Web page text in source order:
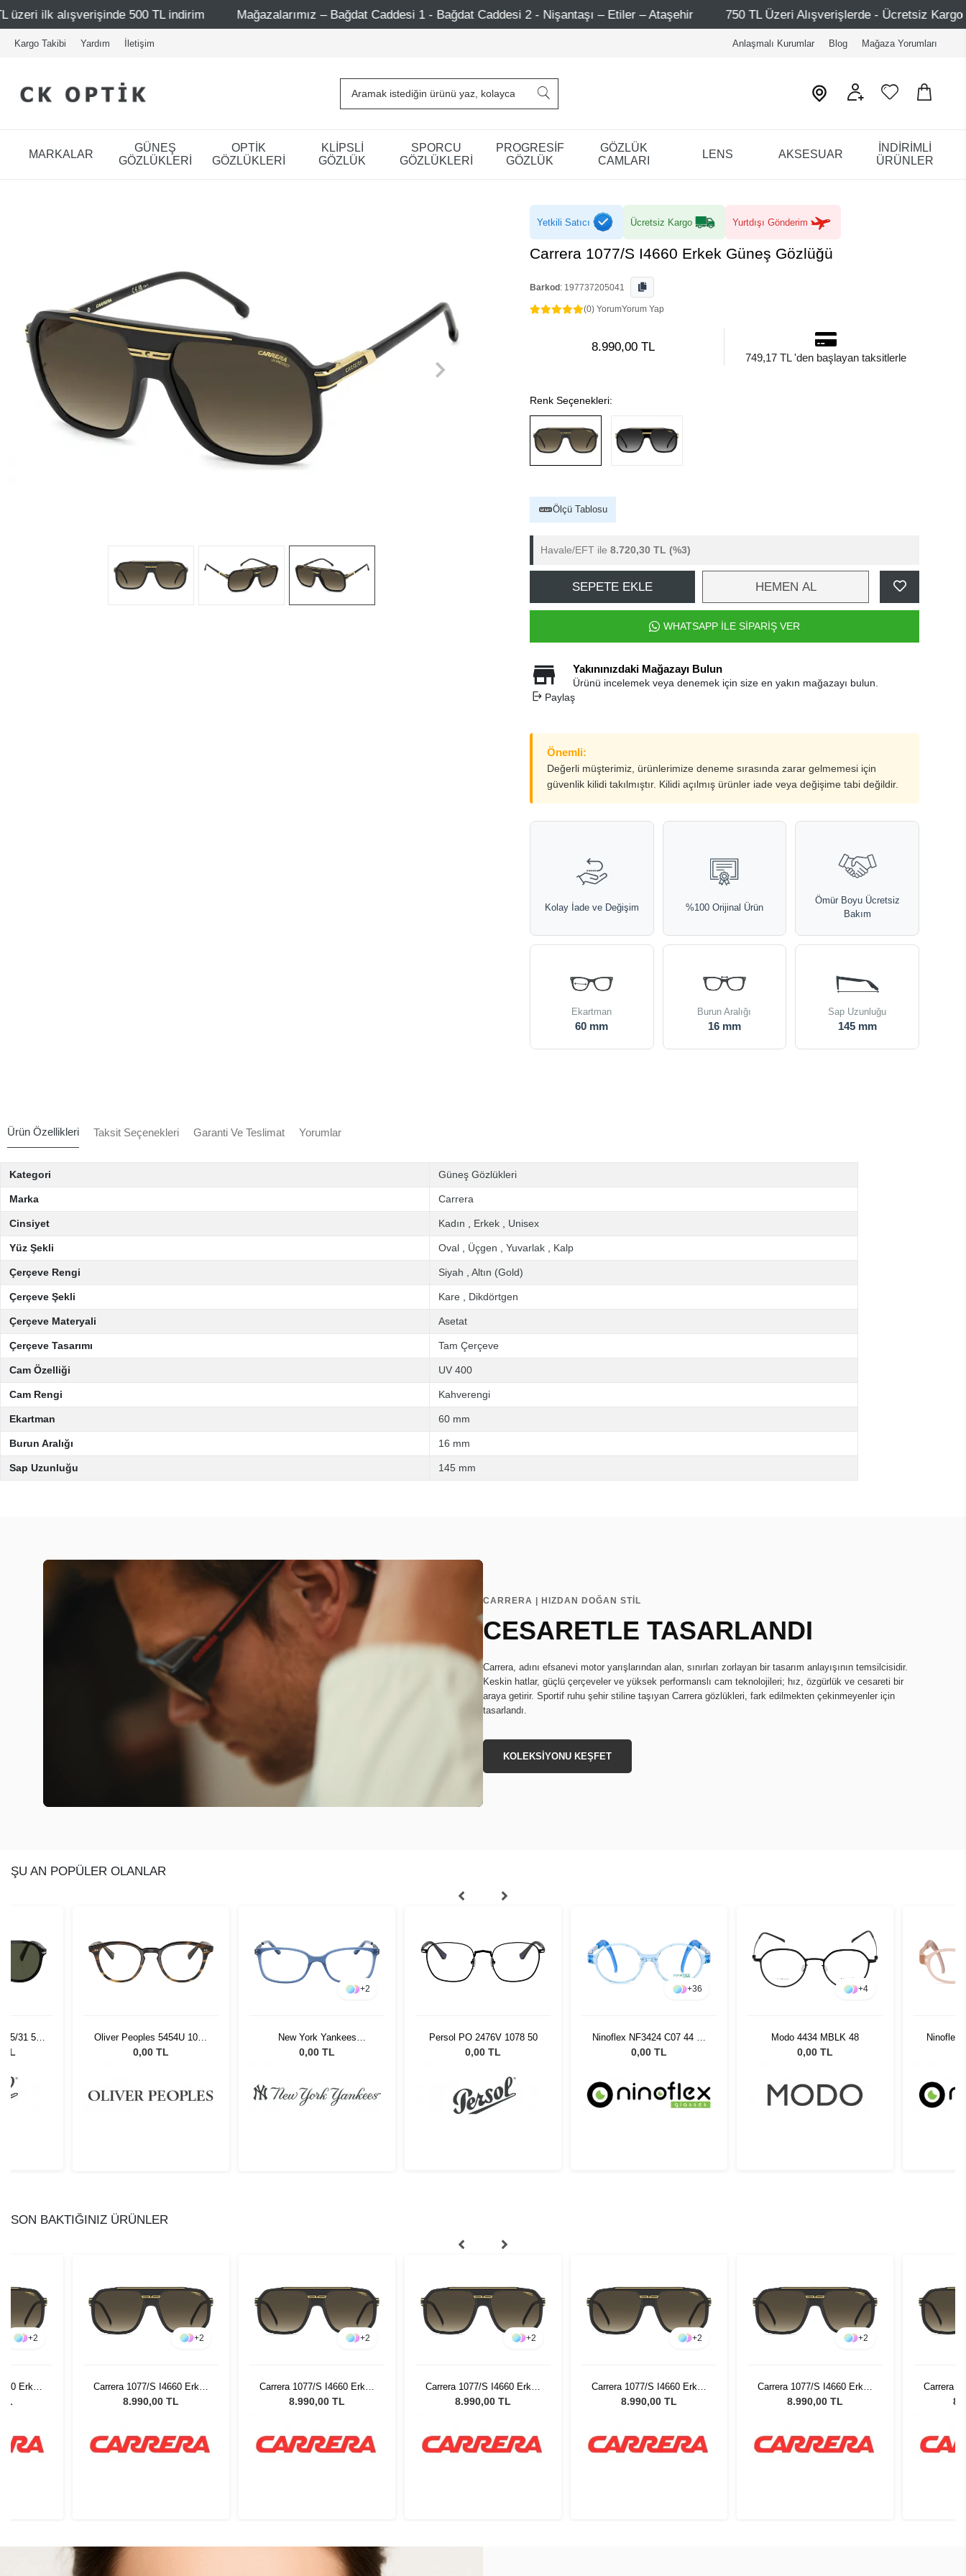
500 TL indirim Mağazalarımız – Bağdat Caddesi 1 - Bağdat Caddesi 2 - Nişantaşı – Etiler – Ataşehir 750 TL Üzeri Alışverişlerde - Ücretsiz Kargo Mağazalarımız
Kargo Takibi Yardım İletişim Anlaşmalı Kurumlar Blog Mağaza Yorumları
MARKALAR
GÜNEŞ
GÖZLÜKLERİ
OPTİK
GÖZLÜKLERİ
KLİPSLİ
GÖZLÜK
SPORCU
GÖZLÜKLERİ
PROGRESİF
GÖZLÜK
GÖZLÜK
CAMLARI
LENS AKSESUAR
İNDİRİMLİ
ÜRÜNLER
Yetkili Satıcı Ücretsiz Kargo Yurtdışı Gönderim
Carrera 1077/S I4660 Erkek Güneş Gözlüğü
Barkod : 197737205041
(0) YorumYorum Yap
8.990,00 TL
749,17 TL 'den başlayan taksitlerle
Renk Seçenekleri:
Ölçü Tablosu
Havale/EFT ile 8.720,30 TL (%3)
SEPETE EKLE HEMEN AL
WHATSAPP İLE SİPARİŞ VER
Yakınınızdaki Mağazayı Bulun
Ürünü incelemek veya denemek için size en yakın mağazayı bulun.
Paylaş
Önemli:
Değerli müşterimiz, ürünlerimize deneme sırasında zarar gelmemesi için
güvenlik kilidi takılmıştır. Kilidi açılmış ürünler iade veya değişime tabi değildir.
Kolay İade ve Değişim %100 Orijinal Ürün
Ömür Boyu Ücretsiz
Bakım
Ekartman
60 mm
Burun Aralığı
16 mm
Sap Uzunluğu
145 mm
Ürün Özellikleri Taksit Seçenekleri Garanti Ve Teslimat Yorumlar
Kategori Güneş Gözlükleri
Marka Carrera
Cinsiyet Kadın Erkek Unisex
Yüz Şekli Oval Üçgen Yuvarlak Kalp
Çerçeve Rengi Siyah Altın (Gold)
Çerçeve Şekli Kare Dikdörtgen
Çerçeve Materyali Asetat
Çerçeve Tasarımı Tam Çerçeve
Cam Özelliği UV 400
Cam Rengi Kahverengi
Ekartman 60 mm
Burun Aralığı 16 mm
Sap Uzunluğu 145 mm
CARRERA | HIZDAN DOĞAN STİL
CESARETLE TASARLANDI
Carrera, adını efsanevi motor yarışlarından alan, sınırları zorlayan bir tasarım anlayışının temsilcisidir.
Keskin hatlar, güçlü çerçeveler ve yüksek performanslı cam teknolojileri; hız, özgürlük ve cesareti bir
araya getirir. Sportif ruhu şehir stiline taşıyan Carrera gözlükleri, fark edilmekten çekinmeyenler için
tasarlandı.
KOLEKSİYONU KEŞFET
ŞU AN POPÜLER OLANLAR
95/31 55
TL
Oliver Peoples 5454U 1003
48
0,00 TL
+2
New York Yankees
NYAM032 C07
0,00 TL
Persol PO 2476V 1078 50
0,00 TL
+36
Ninoflex NF3424 C07 44 16
128
0,00 TL
+4
Modo 4434 MBLK 48
0,00 TL
Ninoflex
SON BAKTIĞINIZ ÜRÜNLER
+2
Erkek
+2
Carrera 1077/S I4660 Erkek
Güneş Gözlüğü
8.990,00 TL
+2
Carrera 1077/S I4660 Erkek
Güneş Gözlüğü
8.990,00 TL
+2
Carrera 1077/S I4660 Erkek
Güneş Gözlüğü
8.990,00 TL
+2
Carrera 1077/S I4660 Erkek
Güneş Gözlüğü
8.990,00 TL
+2
Carrera 1077/S I4660 Erkek
Güneş Gözlüğü
8.990,00 TL
Carrera